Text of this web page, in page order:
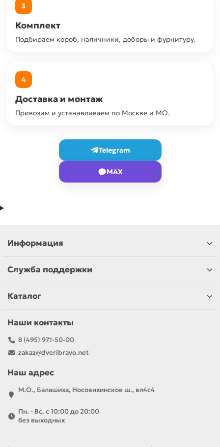
3
Комплект
Подбираем короб, наличники, доборы и фурнитуру.
4
Доставка и монтаж
Привозим и устанавливаем по Москве и МО.
Telegram
MAX
Информация
Служба поддержки
Каталог
Наши контакты
8 (495) 971-50-00
zakaz@dveribravo.net
Наш адрес
М.О., Балашиха, Носовихинское ш., вл4с4
Пн. - Вс. с 10:00 до 20:00
без выходных